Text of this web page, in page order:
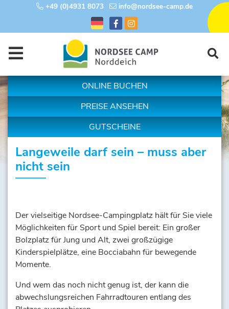
+49 (0)4931 8073 info@nordsee-camp.de
ONLINE BUCHEN
PREISE ANSEHEN
GUTSCHEINE
Langeweile darf sein – muss aber
nicht sein
Der vielsei­tige Nordsee-Camping­platz hält für Sie viele
Möglichkeiten für Sport und Spiel bereit: Ein großer
Bolzplatz für Jung und Alt, zwei großzügige
Kinderspielplätze, eine Bocciabahn für bewegende
Momente.
Und wem das noch nicht genug ist, der kann die
abwechslungsreichen Fahrradtouren entlang des